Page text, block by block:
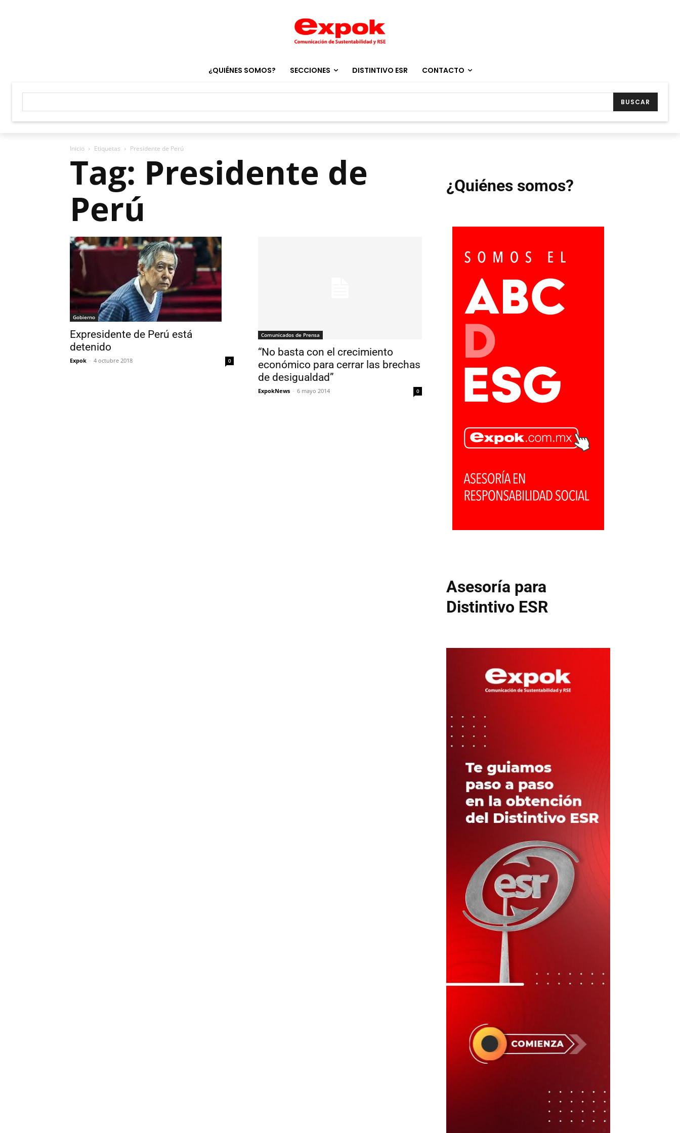
¿QUIÉNES SOMOS? SECCIONES DISTINTIVO ESR CONTACTO
BUSCAR
Inicio Etiquetas Presidente de Perú
Tag: Presidente de
Perú
Gobierno
Expresidente de Perú está
detenido
Expok - 4 octubre 2018 0
Comunicados de Prensa
“No basta con el crecimiento
económico para cerrar las brechas
de desigualdad”
ExpokNews - 6 mayo 2014 0
¿Quiénes somos?
Asesoría para
Distintivo ESR